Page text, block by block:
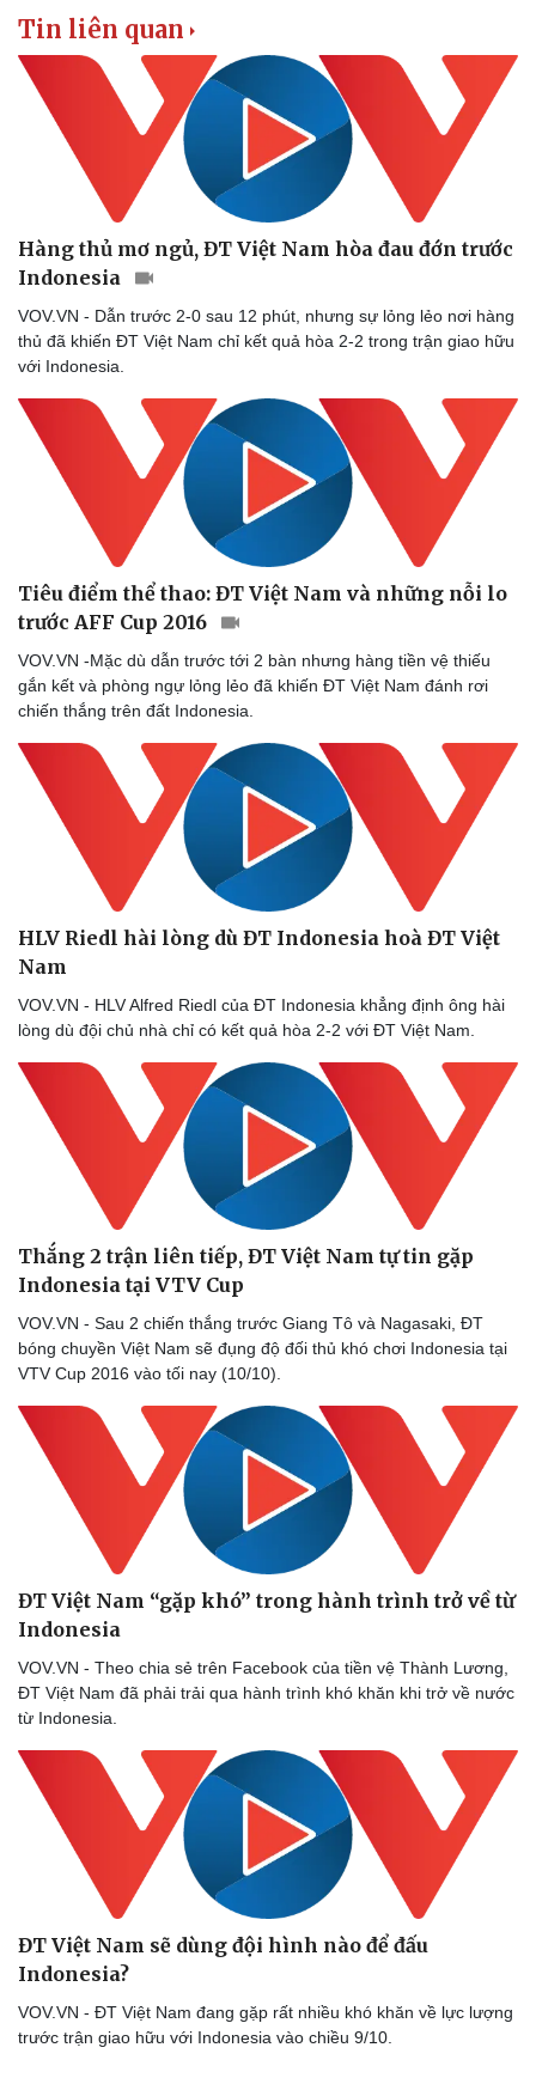
Doanh nghiệp
Doanh nghiệp 24h
Doanh nhân
Vì cộng đồng
Công nghệ
Tin Công nghệ
Chuyển đổi số
Sức khỏe
Dinh dưỡng - món ngon
Sản phụ khoa
Nhi khoa
Nam khoa
Làm đẹp - giảm cân
Phòng mạch online
Ăn sạch sống khỏe
Đời sống
Tình yêu - Gia đình
Tin liên quan
Hàng thủ mơ ngủ, ĐT Việt Nam hòa đau đớn trước
Indonesia
VOV.VN - Dẫn trước 2-0 sau 12 phút, nhưng sự lỏng lẻo nơi hàng
thủ đã khiến ĐT Việt Nam chỉ kết quả hòa 2-2 trong trận giao hữu
với Indonesia.
Tiêu điểm thể thao: ĐT Việt Nam và những nỗi lo
trước AFF Cup 2016
VOV.VN -Mặc dù dẫn trước tới 2 bàn nhưng hàng tiền vệ thiếu
gắn kết và phòng ngự lỏng lẻo đã khiến ĐT Việt Nam đánh rơi
chiến thắng trên đất Indonesia.
HLV Riedl hài lòng dù ĐT Indonesia hoà ĐT Việt
Nam
VOV.VN - HLV Alfred Riedl của ĐT Indonesia khẳng định ông hài
lòng dù đội chủ nhà chỉ có kết quả hòa 2-2 với ĐT Việt Nam.
Thắng 2 trận liên tiếp, ĐT Việt Nam tự tin gặp
Indonesia tại VTV Cup
VOV.VN - Sau 2 chiến thắng trước Giang Tô và Nagasaki, ĐT
bóng chuyền Việt Nam sẽ đụng độ đối thủ khó chơi Indonesia tại
VTV Cup 2016 vào tối nay (10/10).
ĐT Việt Nam “gặp khó” trong hành trình trở về từ
Indonesia
VOV.VN - Theo chia sẻ trên Facebook của tiền vệ Thành Lương,
ĐT Việt Nam đã phải trải qua hành trình khó khăn khi trở về nước
từ Indonesia.
ĐT Việt Nam sẽ dùng đội hình nào để đấu
Indonesia?
VOV.VN - ĐT Việt Nam đang gặp rất nhiều khó khăn về lực lượng
trước trận giao hữu với Indonesia vào chiều 9/10.